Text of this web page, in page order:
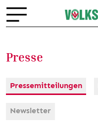
Presse
Pressemitteilungen
Newsletter